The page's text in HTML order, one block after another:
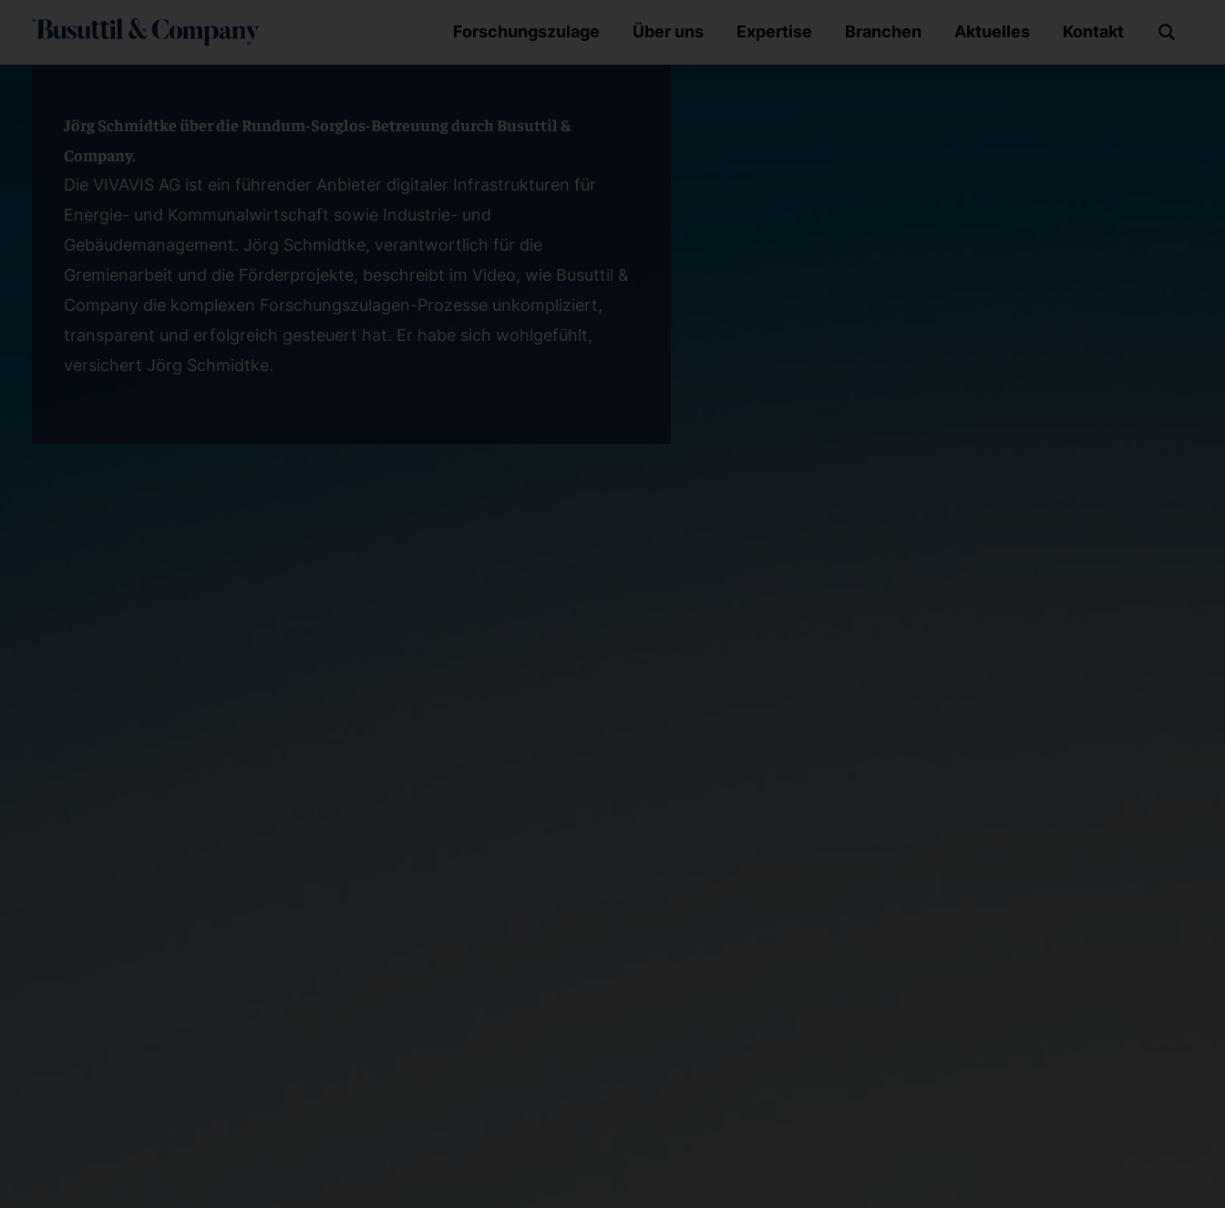
Inhalt
Forschungszulage Über uns Expertise Branchen Aktuelles Kontakt
Jörg Schmidtke über die Rundum-Sorglos-Betreuung durch Busuttil &
Company.
Die VIVAVIS AG ist ein führender Anbieter digitaler Infrastrukturen für
Energie- und Kommunalwirtschaft sowie Industrie- und
Gebäudemanagement. Jörg Schmidtke, verantwortlich für die
Gremienarbeit und die Förderprojekte, beschreibt im Video, wie Busuttil &
Company die komplexen Forschungszulagen-Prozesse unkompliziert,
transparent und erfolgreich gesteuert hat. Er habe sich wohlgefühlt,
versichert Jörg Schmidtke.